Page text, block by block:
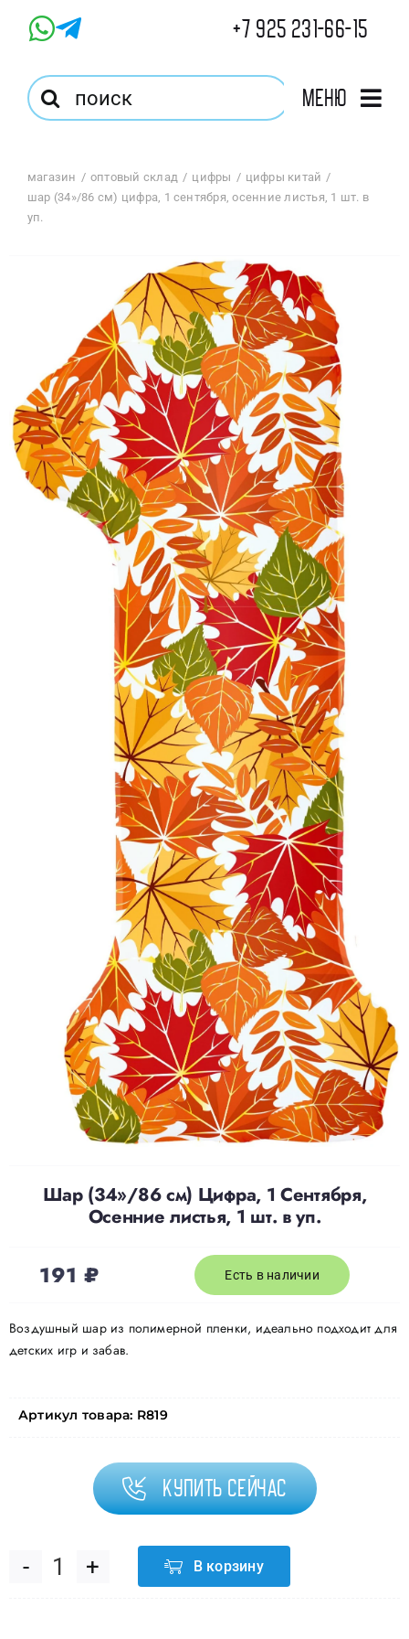
+7 925 231-66-15
Результат
поиска:
Меню
Магазин
Оптовый Магазин
Корзина
Избранное
Доставка
О нас
Политика конфиденциальности
магазин оптовый склад цифры
цифры китай
шар (34»/86 см) цифра, 1 сентября, осенние листья, 1 шт. в
уп.
Шар (34»/86 см) Цифра, 1 Сентября,
Осенние листья, 1 шт. в уп.
191 ₽ Есть в наличии
Воздушный шар из полимерной пленки, идеально подходит для
детских игр и забав.
Артикул товара: R819
Купить сейчас
Количество
В корзину